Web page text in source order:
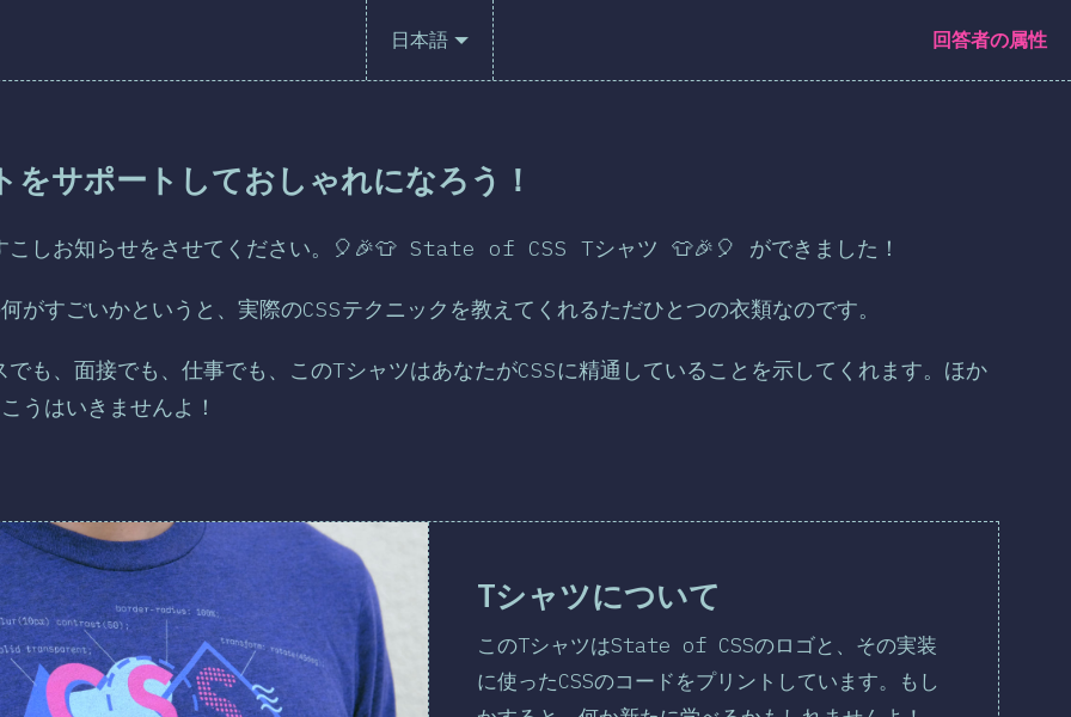
日本語 回答者の属性
をサポートしておしゃれになろう！
こしお知らせをさせてください。🎈🎉👕 State of CSS Tシャツ 👕🎉🎈 ができました！
がすごいかというと、実際のCSSテクニックを教えてくれるただひとつの衣類なのです。
でも、面接でも、仕事でも、このTシャツはあなたがCSSに精通していることを示してくれます。ほか
うはいきませんよ！
Tシャツについて
このTシャツはState of CSSのロゴと、その実装
に使ったCSSのコードをプリントしています。もし